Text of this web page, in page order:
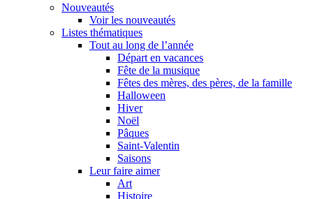
Nouveautés
Voir les nouveautés
Listes thématiques
Tout au long de l’année
Départ en vacances
Fête de la musique
Fêtes des mères, des pères, de la famille
Halloween
Hiver
Noël
Pâques
Saint-Valentin
Saisons
Leur faire aimer
Art
Histoire